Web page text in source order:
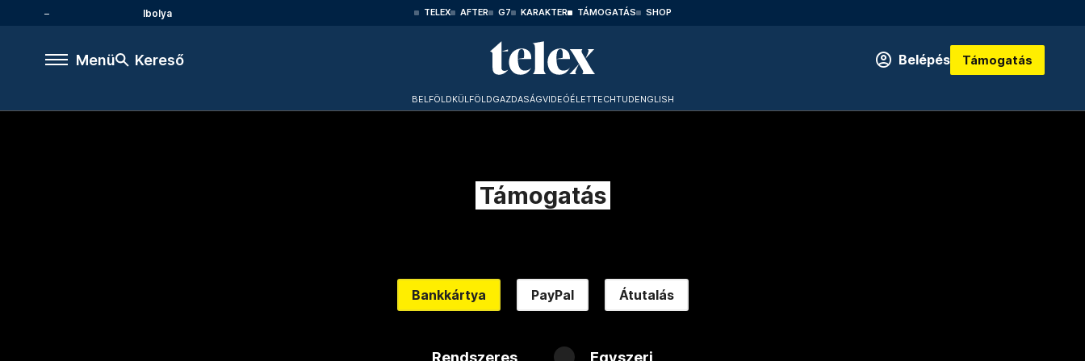
Ibolya TELEX AFTER G7 KARAKTER TÁMOGATÁS SHOP
Menü Kereső Belépés Támogatás
BELFÖLDKÜLFÖLDGAZDASÁGVIDEÓÉLETTECHTUDENGLISH
Támogatás
Bankkártya PayPal Átutalás
Rendszeres Egyszeri